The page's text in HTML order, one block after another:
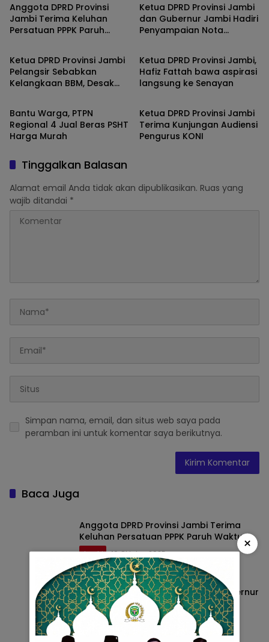
Anggota DPRD Provinsi
Jambi Terima Keluhan
Persatuan PPPK Paruh
Ketua DPRD Provinsi Jambi
dan Gubernur Jambi Hadiri
Penyampaian Nota
Jambi
Ketua DPRD Provinsi Jambi
Pelangsir Sebabkan
Kelangkaan BBM, Desak
Jambi
Ketua DPRD Provinsi Jambi,
Hafiz Fattah bawa aspirasi
langsung ke Senayan
Jambi
Bantu Warga, PTPN
Regional 4 Jual Beras PSHT
Harga Murah
Jambi
Ketua DPRD Provinsi Jambi
Terima Kunjungan Audiensi
Pengurus KONI
Tinggalkan Balasan
Alamat email Anda tidak akan dipublikasikan. Ruas yang
wajib ditandai *
Simpan nama, email, dan situs web saya pada
peramban ini untuk komentar saya berikutnya.
Baca Juga
Anggota DPRD Provinsi Jambi Terima
Keluhan Persatuan PPPK Paruh Waktu
Jambi 10 Oktober 2025
Ketua DPRD Provinsi Jambi dan Gubernur
Jambi Hadiri Penyampaian Nota
Pengantar KUA-PPAS APBD 2026
×